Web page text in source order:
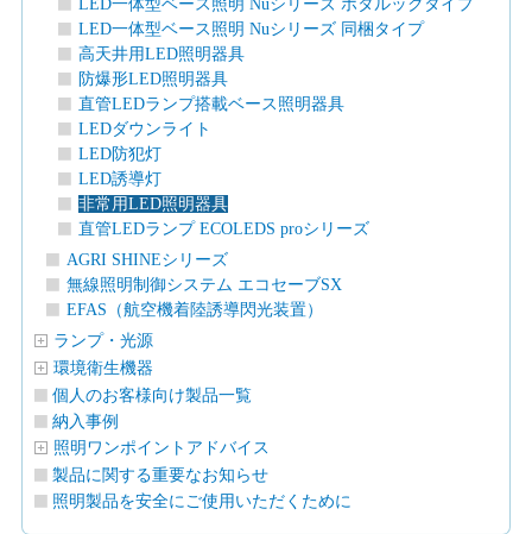
LED一体型ベース照明 Nuシリーズ ホタルックタイプ
LED一体型ベース照明 Nuシリーズ 同梱タイプ
高天井用LED照明器具
防爆形LED照明器具
直管LEDランプ搭載ベース照明器具
LEDダウンライト
LED防犯灯
LED誘導灯
非常用LED照明器具
直管LEDランプ ECOLEDS proシリーズ
AGRI SHINEシリーズ
無線照明制御システム エコセーブSX
EFAS（航空機着陸誘導閃光装置）
ランプ・光源
環境衛生機器
個人のお客様向け製品一覧
納入事例
照明ワンポイントアドバイス
製品に関する重要なお知らせ
照明製品を安全にご使用いただくために